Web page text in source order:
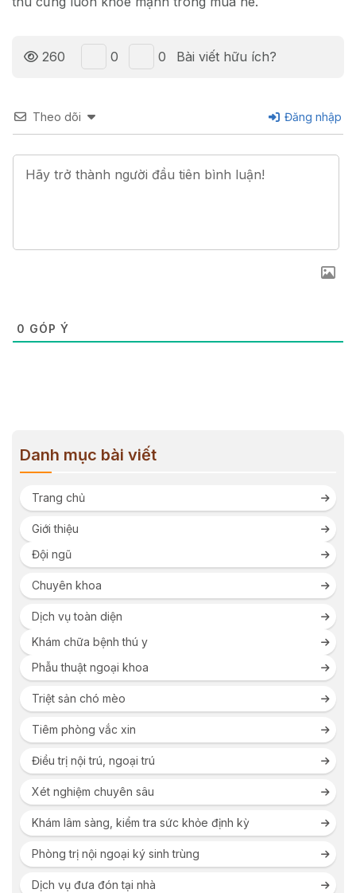
260 0 0 Bài viết hữu ích?
Theo dõi Đăng nhập
0 GÓP Ý
Danh mục bài viết
Trang chủ
Giới thiệu
Đội ngũ
Chuyên khoa
Dịch vụ toàn diện
Khám chữa bệnh thú y
Phẫu thuật ngoại khoa
Triệt sản chó mèo
Tiêm phòng vắc xin
Điều trị nội trú, ngoại trú
Xét nghiệm chuyên sâu
Khám lâm sàng, kiểm tra sức khỏe định kỳ
Phòng trị nội ngoại ký sinh trùng
Dịch vụ đưa đón tại nhà